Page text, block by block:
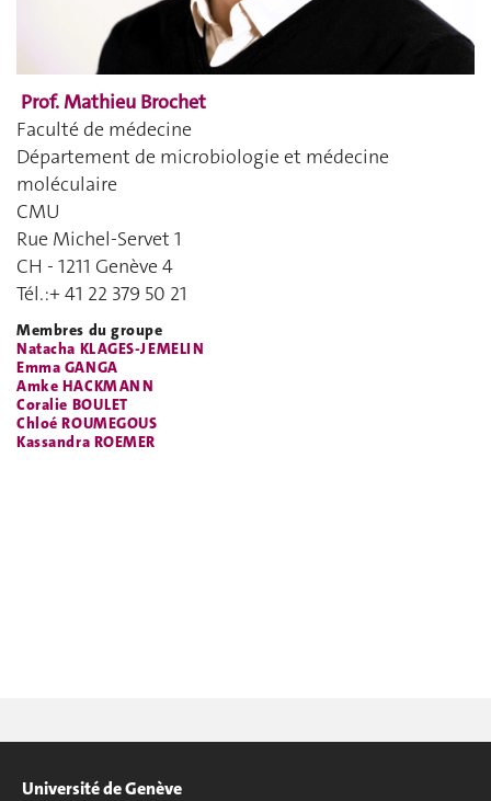
Prof. Mathieu Brochet
Faculté de médecine
Département de microbiologie et médecine
moléculaire
CMU
Rue Michel-Servet 1
CH - 1211 Genève 4
Tél.:+ 41 22 379 50 21
Membres du groupe
Natacha KLAGES-JEMELIN
Emma GANGA
Amke HACKMANN
Coralie BOULET
Chloé ROUMEGOUS
Kassandra ROEMER
Université de Genève